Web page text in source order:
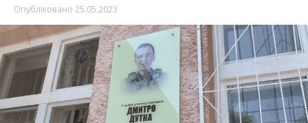
Опубліковано 25.05.2023